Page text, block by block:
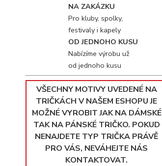
NA ZAKÁZKU
Pro kluby, spolky,
festivaly i kapely
OD JEDNOHO KUSU
Nabízíme výrobu už
od jednoho kusu
VŠECHNY MOTIVY UVEDENÉ NA
TRIČKÁCH V NAŠEM ESHOPU JE
MOŽNÉ VYROBIT JAK NA DÁMSKÉ
TAK NA PÁNSKÉ TRIČKO. POKUD
NENAJDETE TYP TRIČKA PRÁVĚ
PRO VÁS, NEVÁHEJTE NÁS
KONTAKTOVAT.